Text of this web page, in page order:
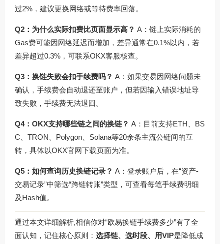
过2%，建议更换网络或等待费率回落。
Q2：为什么实际扣费比页面显示高？ A：链上实际消耗的
Gas费可能因网络延迟而增加，差异通常在0.1%以内，若
差异超过0.3%，可联系OKX客服核查。
Q3：换链失败会扣手续费吗？ A：如果交易因网络问题未
确认，手续费会自动退还至账户，但若因输入错误地址导
致失败，手续费无法退回。
Q4：OKX支持哪些链之间的换链？ A：目前支持ETH、BS
C、TRON、Polygon、Solana等20余条主流公链间的互
转，具体以OKX官网下载页面为准。
Q5：如何查询历史换链记录？ A：登录账户后，在“资产-
交易记录”中筛选“跨链转账”类型，可查看每笔手续费明细
及Hash值。
通过本文详细解析,相信你对“欧易换链手续费多少”有了全
面认知，记住核心原则： 选择链、选时段、用VIP是降低成